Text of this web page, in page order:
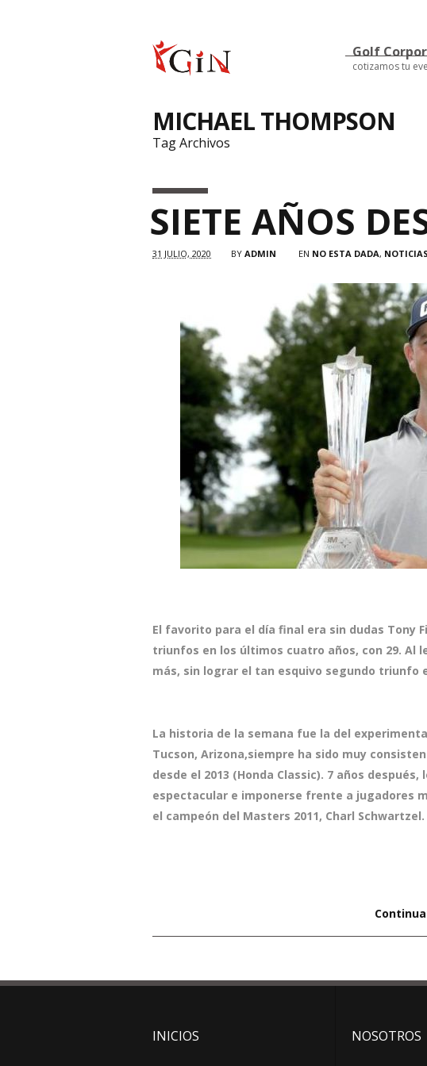
Golf
cotizamos tu
MICHAEL THOMPSON
Tag Archivos
SIETE AÑOS
31 JULIO, 2020 BY ADMIN EN NO ESTA DADA, NOTICIAS
El favorito para el día final era sin dudas Tony
triunfos en los últimos cuatro años, con 29. Al
más, sin lograr el tan esquivo segundo triunfo
La historia de la semana fue la del
Tucson, Arizona,siempre ha sido muy
desde el 2013 (Honda Classic). 7 años
espectacular e imponerse frente a jugadores
el campeón del Masters 2011, Charl Schwartzel.
INICIOS NOSOTROS